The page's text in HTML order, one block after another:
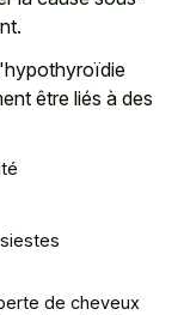
être liés à des
de cheveux